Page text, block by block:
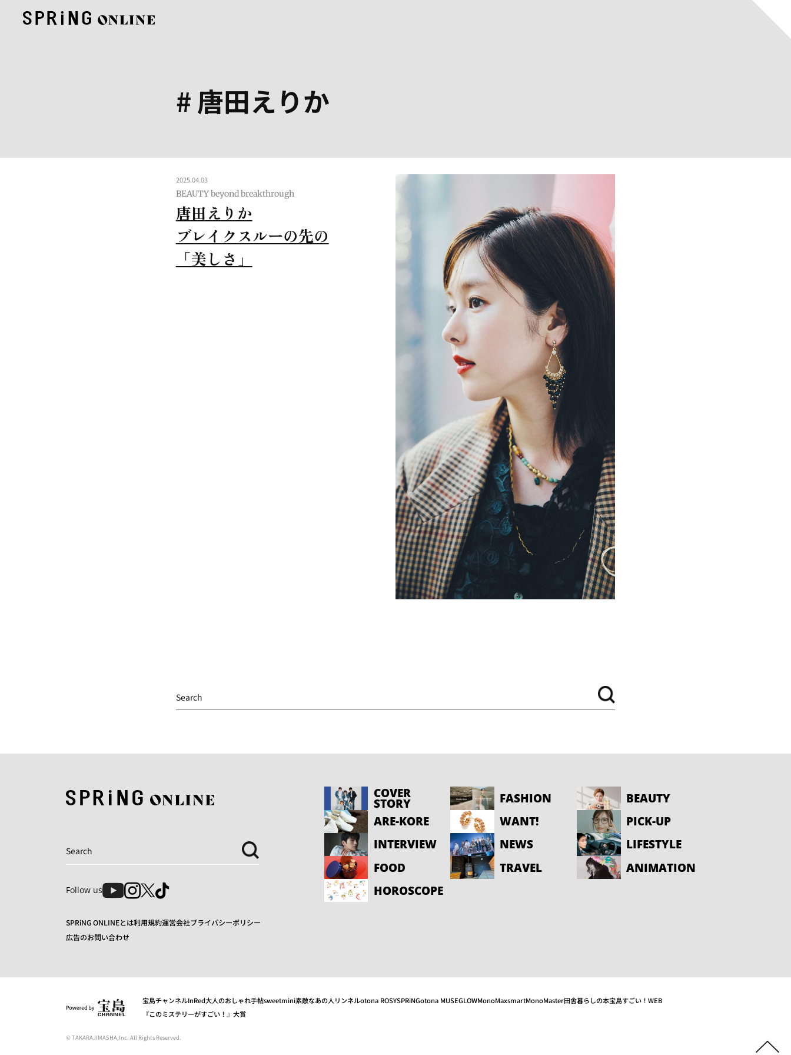
# 唐田えりか
2025.04.03
BEAUTY beyond breakthrough
唐田えりか
ブレイクスルーの先の
「美しさ」
Follow us
SPRiNG ONLINEとは利用規約運営会社プライバシーポリシー
広告のお問い合わせ
COVER
STORY FASHION
BEAUTY
ARE-KORE
WANT!
PICK-UP
INTERVIEW
NEWS
LIFESTYLE
FOOD
TRAVEL
ANIMATION
HOROSCOPE
宝島チャンネルInRed大人のおしゃれ手帖sweetmini素敵なあの人 リンネルotona ROSYSPRiNGotona MUSEGLOWMonoMaxsmartMonoMaster田舎暮らしの本宝島すごい！WEB
『このミステリーがすごい！』大賞
© TAKARAJIMASHA,Inc. All Rights Reserved.